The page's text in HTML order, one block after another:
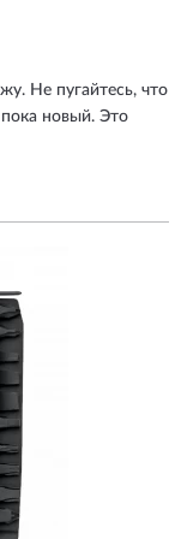
Не пугайтесь, что
новый. Это